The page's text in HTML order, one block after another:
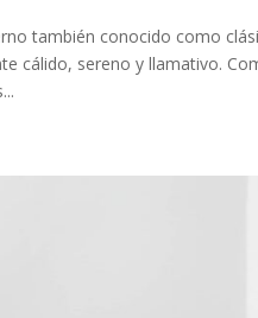
también conocido como
cálido, sereno y llamativo.